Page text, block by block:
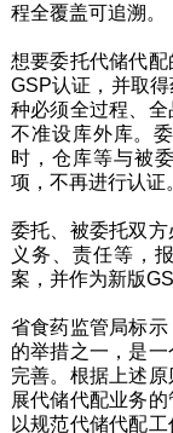
程全覆盖可追溯。
想要委托代储代
GSP认证，并取
种必须全过程、
不准设库外库。
时，仓库等与被
项，不再进行认证
委托、被委托双
义务、责任等，
案，并作为新版
省食药监管局标
的举措之一，是一
完善。根据上述
展代储代配业务
以规范代储代配